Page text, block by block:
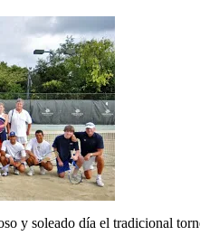
y soleado día el tradicional